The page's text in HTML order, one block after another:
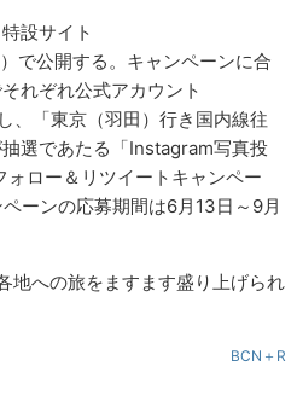
設サイト
で公開する。キャンペーンに合
れぞれ公式アカウント
、「東京（羽田）行き国内線往
選であたる「Instagram写真投
ロー＆リツイートキャンペー
ーンの応募期間は6月13日～9月
地への旅をますます盛り上げられ
BCN＋R